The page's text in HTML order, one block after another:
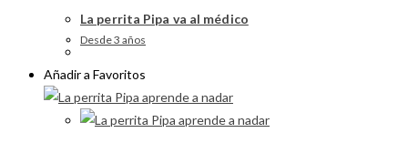
La perrita Pipa va al médico
Desde 3 años
Añadir a Favoritos